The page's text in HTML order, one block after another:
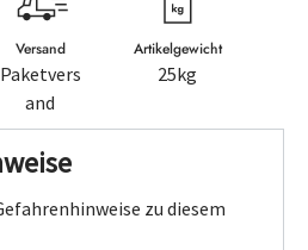
Versand
Paketvers
and
Artikelgewicht
25kg
zu diesem